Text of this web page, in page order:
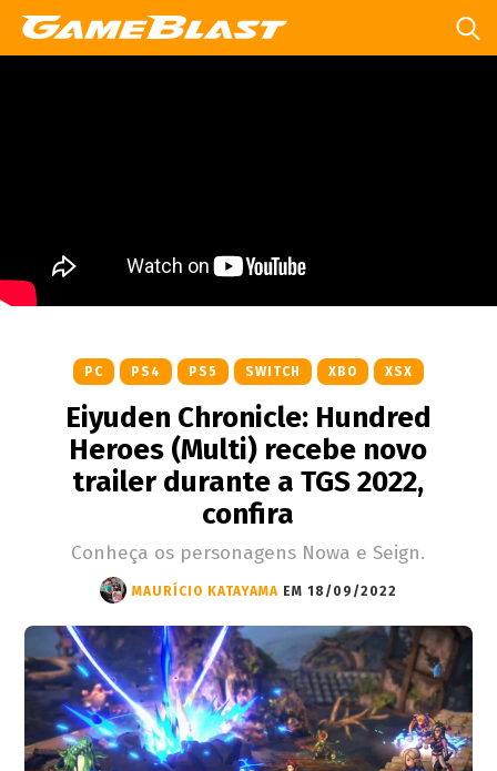
PC PS4 PS5 SWITCH XBO XSX
Eiyuden Chronicle: Hundred
Heroes (Multi) recebe novo
trailer durante a TGS 2022,
confira
Conheça os personagens Nowa e Seign.
MAURÍCIO KATAYAMA EM 18/09/2022